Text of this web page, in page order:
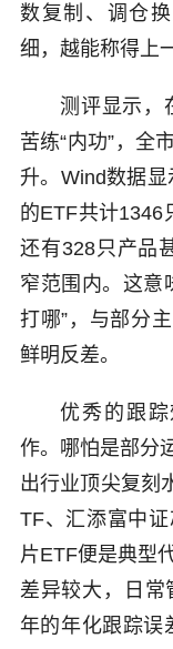
数复制、调仓
细，越能称得上
测评显示，
苦练“内功”，全
升。Wind数据
的ETF共计1346
还有328只产品
窄范围内。这意
打哪”，与部分
鲜明反差。
优秀的跟
作。哪怕是部分
出行业顶尖复刻
TF、汇添富中
片ETF便是典型
差异较大，日常
年的年化跟踪误